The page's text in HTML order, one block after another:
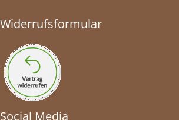
Widerrufsformular
Social Media